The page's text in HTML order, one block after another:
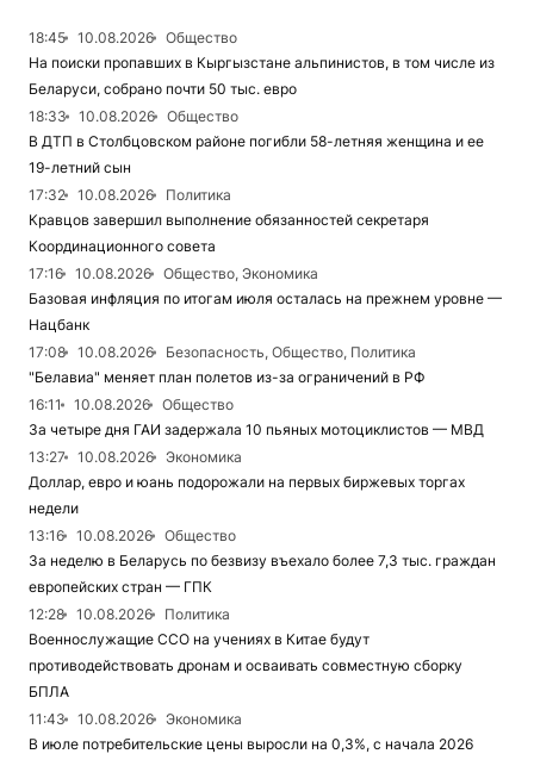
18:45 10.08.2026
Общество
На поиски пропавших в Кыргызстане альпинистов, в том числе из
Беларуси, собрано почти 50 тыс. евро
18:33
10.08.2026
Общество
В ДТП в Столбцовском районе погибли 58-летняя женщина и ее
19-летний сын
17:32
10.08.2026
Политика
Кравцов завершил выполнение обязанностей секретаря
Координационного совета
17:16
10.08.2026
Общество, Экономика
Базовая инфляция по итогам июля осталась на прежнем уровне —
Нацбанк
17:08
10.08.2026
Безопасность, Общество, Политика
"Белавиа" меняет план полетов из-за ограничений в РФ
16:11
10.08.2026
Общество
За четыре дня ГАИ задержала 10 пьяных мотоциклистов — МВД
13:27
10.08.2026
Экономика
Доллар, евро и юань подорожали на первых биржевых торгах
недели
13:16
10.08.2026
Общество
За неделю в Беларусь по безвизу въехало более 7,3 тыс. граждан
европейских стран — ГПК
12:28
10.08.2026
Политика
Военнослужащие ССО на учениях в Китае будут
противодействовать дронам и осваивать совместную сборку
БПЛА
11:43
10.08.2026
Экономика
В июле потребительские цены выросли на 0,3%, с начала 2026